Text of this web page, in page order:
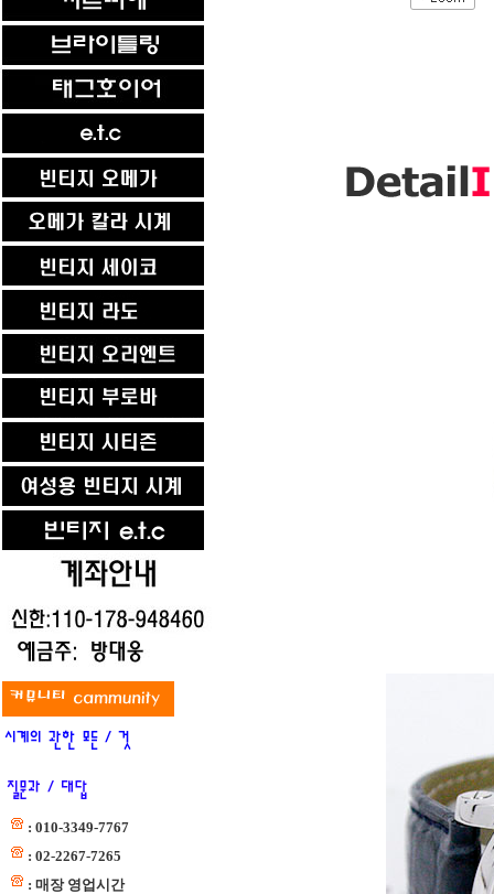
: 010-3349-7767
: 02-2267-7265
: 매장 영업시간